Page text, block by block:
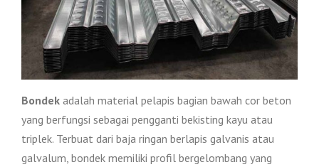
Bondek adalah material pelapis bagian bawah cor beton
yang berfungsi sebagai pengganti bekisting kayu atau
triplek. Terbuat dari baja ringan berlapis galvanis atau
galvalum, bondek memiliki profil bergelombang yang